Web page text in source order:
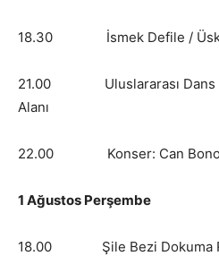
18.30 İsmek Defile /
21.00 Uluslararası Dans
Alanı
22.00 Konser: Can
1 Ağustos Perşembe
18.00 Şile Bezi Dokuma